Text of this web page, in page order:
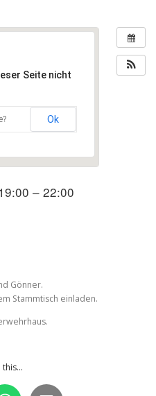
Seite nicht
Ok
– 22:00
Gönner.
Stammtisch einladen.
this...